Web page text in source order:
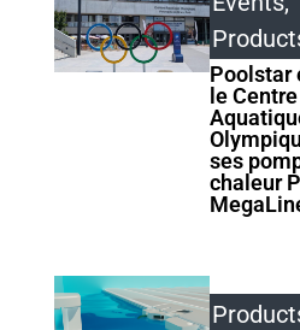
Poolstar
le Centre
ses
chaleur